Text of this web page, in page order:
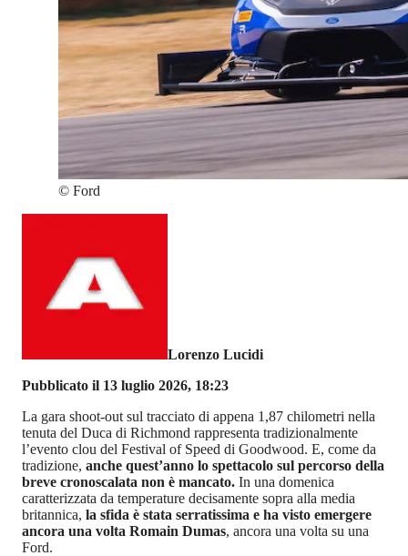
© Ford
Lorenzo Lucidi
Pubblicato il 13 luglio 2026, 18:23
La gara shoot-out sul tracciato di appena 1,87 chilometri nella
tenuta del Duca di Richmond rappresenta tradizionalmente
l’evento clou del Festival of Speed di Goodwood. E, come da
tradizione, anche quest’anno lo spettacolo sul percorso della
breve cronoscalata non è mancato. In una domenica
caratterizzata da temperature decisamente sopra alla media
britannica, la sfida è stata serratissima e ha visto emergere
ancora una volta Romain Dumas, ancora una volta su una
Ford.